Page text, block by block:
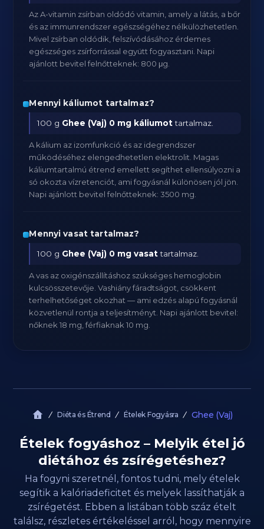
Az A-vitamin zsírban oldódó vitamin, amely a látás, a bőr
és az immunrendszer egészségéhez nélkülözhetetlen.
Mivel zsírban oldódik, felszívódásához érdemes
egészséges zsírforrással együtt fogyasztani. Napi
ajánlott bevitel felnőtteknek: 800 μg.
Mennyi káliumot tartalmaz?
100 g Ghee (Vaj) 0 mg káliumottartalmaz.
A kálium az izomfunkció és az idegrendszer
működéséhez elengedhetetlen elektrolit. Magas
káliumtartalmú étrend emellett segíthet ellensúlyozni a
só okozta vízretenciót, ami fogyásnál különösen jól jön.
Napi ajánlott bevitel felnőtteknek: 3500 mg.
Mennyi vasat tartalmaz?
100 g Ghee (Vaj) 0 mg vasattartalmaz.
A vas az oxigénszállításhoz szükséges hemoglobin
kulcsösszetevője. Vashiány fáradtságot, csökkent
terhelhetőséget okozhat — ami edzés alapú fogyásnál
közvetlenül rontja a teljesítményt. Napi ajánlott bevitel:
nőknek 18 mg, férfiaknak 10 mg.
Diéta és Étrend Ételek Fogyásra Ghee (Vaj)
Ételek fogyáshoz – Melyik étel jó
diétához és zsírégetéshez?
Ha fogyni szeretnél, fontos tudni, mely ételek
segítik a kalóriadeficitet és melyek lassíthatják a
zsírégetést. Ebben a listában több száz ételt
találsz, részletes értékeléssel arról, hogy mennyire